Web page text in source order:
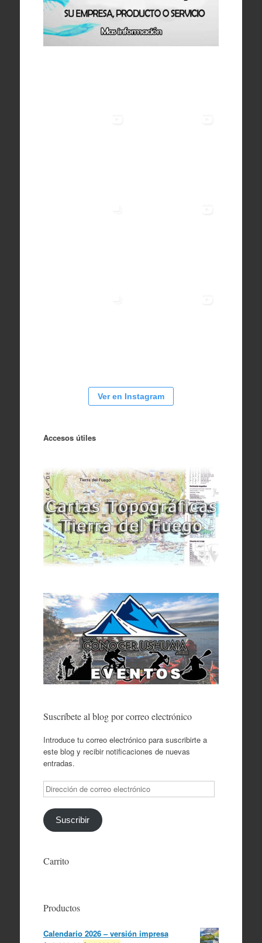
Ver en Instagram
Accesos útiles
Suscríbete al blog por correo electrónico
Introduce tu correo electrónico para suscribirte a
este blog y recibir notificaciones de nuevas
entradas.
Dirección
de
correo
electrónico
Suscribir
Carrito
Productos
Calendario 2026 – versión impresa